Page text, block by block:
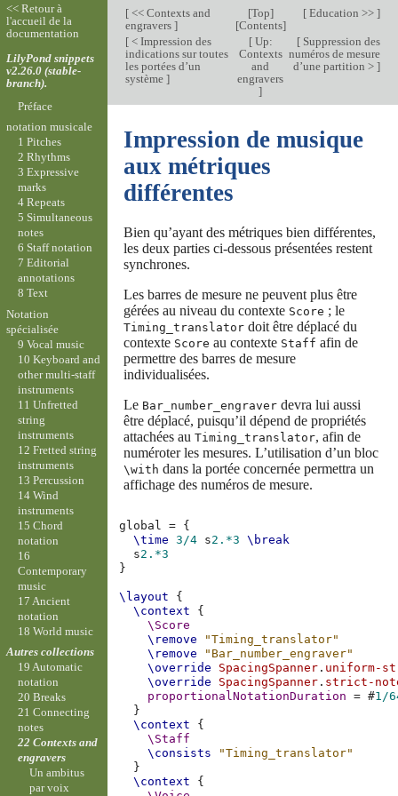
[<< Contexts and
engravers ]
[Top]
[Contents]
[Education >> ]
[< Impression des
indications sur toutes
les portées d’un
système ]
[Up:
Contexts
and
engravers
]
[Suppression des
numéros de mesure
d’une partition > ]
Impression de musique
aux métriques
différentes
Bien qu’ayant des métriques bien différentes,
les deux parties ci-dessous présentées restent
synchrones.
Les barres de mesure ne peuvent plus être
gérées au niveau du contexte Score ; le
Timing_translatordoit être déplacé du
contexte Score au contexte Staff afin de
permettre des barres de mesure
individualisées.
Le Bar_number_engraverdevra lui aussi
être déplacé, puisqu’il dépend de propriétés
attachées au Timing_translator, afin de
numéroter les mesures. L’utilisation d’un bloc
\with dans la portée concernée permettra un
affichage des numéros de mesure.
global = {
\time
3/4 s2.*3
\break
s2.*3
}
\layout
{
\context
{
\Score
\remove
"Timing_translator"
\remove
"Bar_number_engraver"
\override
SpacingSpanner . uniform-
\override
SpacingSpanner . strict-
proportionalNotationDuration
= #1/
}
\context
{
\Staff
\consists
"Timing_translator"
}
\context
{
<< Retour à
l'accueil de la
documentation
LilyPond snippets
v2.26.0 (stable-
branch).
Préface
notation musicale
1 Pitches
2 Rhythms
3 Expressive
marks
4 Repeats
5 Simultaneous
notes
6 Staff notation
7 Editorial
annotations
8 Text
Notation
spécialisée
9 Vocal music
10 Keyboard and
other multi-staff
instruments
11 Unfretted
string
instruments
12 Fretted string
instruments
13 Percussion
14 Wind
instruments
15 Chord
notation
16
Contemporary
music
17 Ancient
notation
18 World music
Autres collections
19 Automatic
notation
20 Breaks
21 Connecting
notes
22 Contexts and
engravers
Un ambitus
par voix